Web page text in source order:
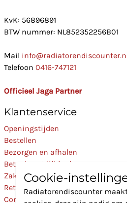
KvK: 56896891
BTW nummer: NL852352256B01
Mail
Telefoon 0416-747121
Officieel Jaga Partner
Klantenservice
Openingstijden
Bestellen
Bezorgen en afhalen
Betaalmogelijkheden
Zakelijk
Retourneren
Contact
Cookie-
Radiatorendiscounter